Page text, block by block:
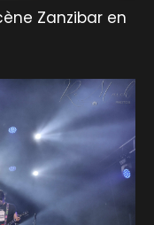
Zanzibar en